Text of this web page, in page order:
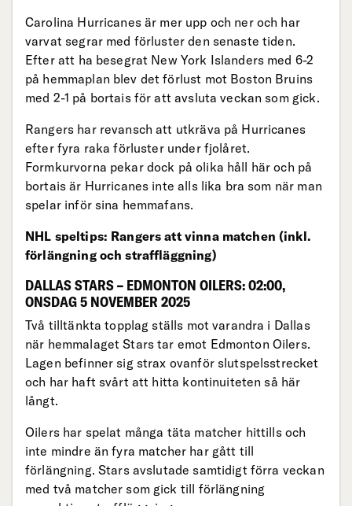
Carolina Hurricanes är mer upp och ner och har
varvat segrar med förluster den senaste tiden.
Efter att ha besegrat New York Islanders med 6-2
på hemmaplan blev det förlust mot Boston Bruins
med 2-1 på bortais för att avsluta veckan som gick.
Rangers har revansch att utkräva på Hurricanes
efter fyra raka förluster under fjolåret.
Formkurvorna pekar dock på olika håll här och på
bortais är Hurricanes inte alls lika bra som när man
spelar inför sina hemmafans.
NHL speltips: Rangers att vinna matchen (inkl.
förlängning och straffläggning)
DALLAS STARS – EDMONTON OILERS: 02:00,
ONSDAG 5 NOVEMBER 2025
Två tilltänkta topplag ställs mot varandra i Dallas
när hemmalaget Stars tar emot Edmonton Oilers.
Lagen befinner sig strax ovanför slutspelsstrecket
och har haft svårt att hitta kontinuiteten så här
långt.
Oilers har spelat många täta matcher hittills och
inte mindre än fyra matcher har gått till
förlängning. Stars avslutade samtidigt förra veckan
med två matcher som gick till förlängning